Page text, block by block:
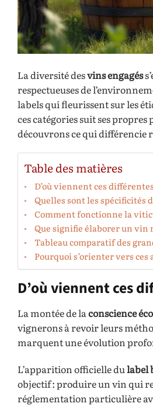
La diversité desvins engagés
respectueuses de
labels qui fleurissent sur les
ces catégories suit ses
découvrons ce qui différencie
Table des matières
D’où viennent ces
Quelles sont les spécificités
Comment fonctionne la
Que signifie élaborer un vin
Tableau comparatif des
Pourquoi s’orienter vers
D’où viennent ces
La montée de laconscience
vignerons à revoir leurs
marquent une évolution
L’apparition officielle dulabel
objectif : produire un vin qui
réglementation particulière